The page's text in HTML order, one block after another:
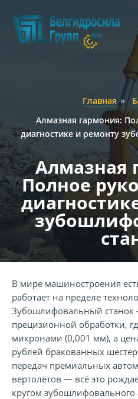
Главная »
Алмазная гармония:
диагностике и ремонту
Алмазная
Полное
В мире машиностроения
работает на пределе
Зубошлифовальный
прецизионной обработки,
микронами (0,001 мм), а
рублей бракованных
передач премиальных
вертолётов — всё это
кругом зубошлифовального